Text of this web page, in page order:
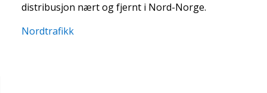
distribusjon nært og fjernt i Nord-Norge.
Nordtrafikk